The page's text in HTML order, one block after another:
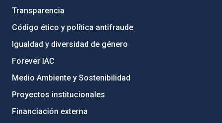
Transparencia
Código ético y política antifraude
Igualdad y diversidad de género
Forever IAC
Medio Ambiente y Sostenibilidad
Proyectos institucionales
Financiación externa